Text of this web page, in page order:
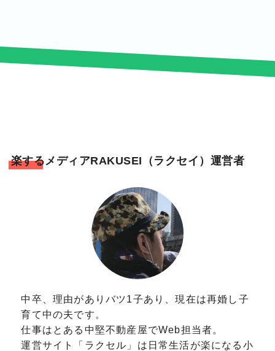
楽するメディアRAKUSEI（ラクセイ）運営者
中卒、理由がありバツ1子あり、現在は再婚し子
育て中の夫です。
仕事はとある中堅不動産屋でWeb担当者。
運営サイト「ラクセル」は日常生活が楽になる小